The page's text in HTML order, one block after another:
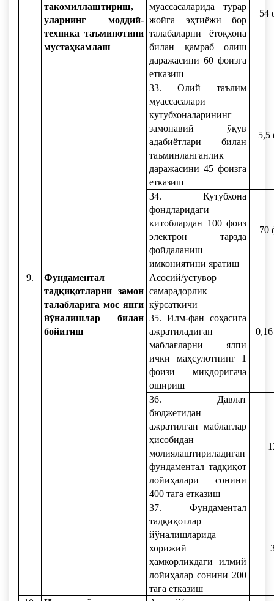
такомиллаштириш,
уларнинг моддий-
техника таъминотини
мустаҳкамлаш
муассасаларида турар
жойга эҳтиёжи бор
талабаларни ётоқхона
билан қамраб олиш
даражасини 60 фоизга
етказиш
54
33. Олий таълим
муассасалари
кутубхоналарининг
замонавий ўқув
адабиётлари билан
таъминланганлик
даражасини 45 фоизга
етказиш
5,5
34. Кутубхона
фондларидаги
китоблардан 100 фоиз
электрон тарзда
фойдаланиш
имкониятини яратиш
70
9.
Фундаментал
тадқиқотларни замон
талабларига мос янги
йўналишлар билан
бойитиш
Асосий/устувор
самарадорлик
кўрсаткичи
35. Илм-фан соҳасига
ажратиладиган
маблағларни ялпи
ички маҳсулотнинг 1
фоизи миқдоригача
ошириш
36. Давлат
бюджетидан
ажратилган маблағлар
ҳисобидан
молиялаштириладиган
фундаментал тадқиқот
лойиҳалари сонини
400 тага етказиш
37. Фундаментал
тадқиқотлар
йўналишларида
хорижий
ҳамкорликдаги илмий
лойиҳалар сонини 200
тага етказиш